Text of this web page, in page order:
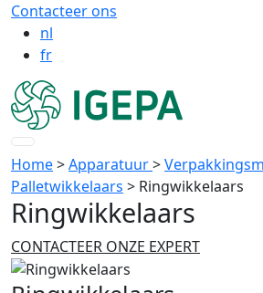
Contacteer ons
nl
fr
Home>Apparatuur>
Palletwikkelaars > Ringwikkelaars
Ringwikkelaars
CONTACTEER ONZE EXPERT